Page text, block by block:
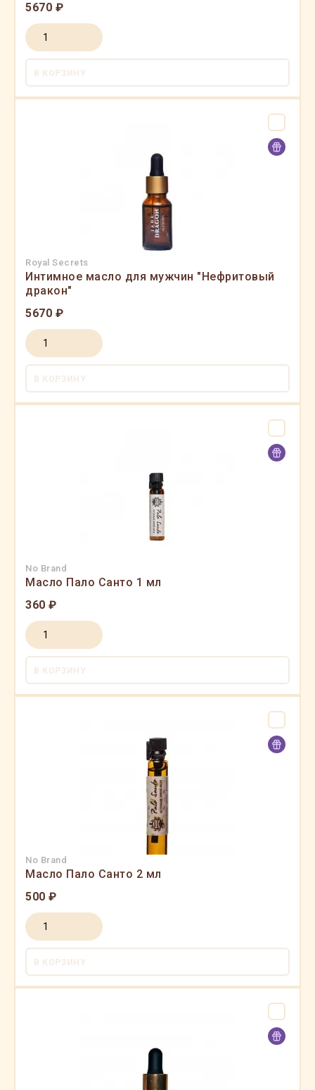
5670 ₽
В КОРЗИНУ
Royal Secrets
Интимное масло для мужчин "Нефритовый
дракон"
5670 ₽
В КОРЗИНУ
No Brand
Масло Пало Санто 1 мл
360 ₽
В КОРЗИНУ
No Brand
Масло Пало Санто 2 мл
500 ₽
В КОРЗИНУ